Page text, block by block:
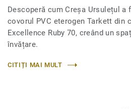
Descoperă cum Creșa Ursulețul
covorul PVC eterogen Tarkett din
Excellence Ruby 70, creând un
învățare.
CITIȚI MAI MULT